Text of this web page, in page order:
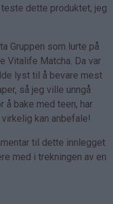
dette produktet, jeg
Gruppen som lurte på
Vitalife Matcha. Da var
lyst til å bevare mest
så jeg ville unngå
å bake med teen, har
kan anbefale!
til dette innlegget
med i trekningen av en